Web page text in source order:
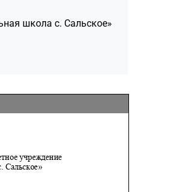
школа с. Сальское»